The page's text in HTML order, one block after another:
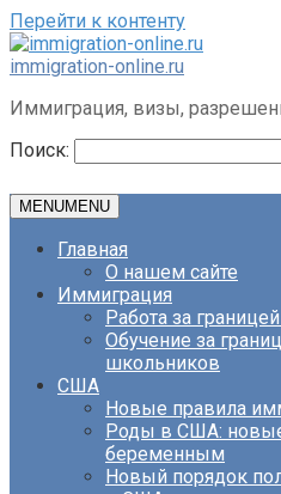
Перейти к контенту
immigration-online.ru
Иммиграция, визы,
Поиск:
MENUMENU
Главная
О нашем сайте
Иммиграция
Работа за
Обучение за
школьников
США
Новые правила
Роды в США:
беременным
Новый порядок